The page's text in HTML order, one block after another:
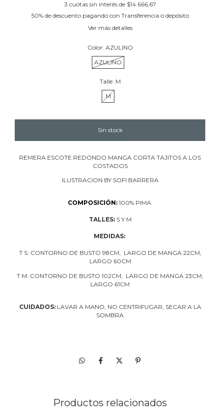
3 cuotas sin interés de $14.666,67
50% de descuentopagando con Transferencia o depósito
Ver más detalles
Color: AZULINO
AZULINO
Talle: M
M
REMERA ESCOTE REDONDO MANGA CORTA TAJITOS A LOS
COSTADOS
ILUSTRACION BY SOFI BARRERA
COMPOSICIÓN:100% PIMA
TALLES:S Y M
MEDIDAS:
T S: CONTORNO DE BUSTO 98CM, LARGO DE MANGA 22CM,
LARGO 60CM
T M: CONTORNO DE BUSTO 102CM, LARGO DE MANGA 23CM,
LARGO 61CM
CUIDADOS:LAVAR A MANO, NO CENTRIFUGAR, SECAR A LA
SOMBRA
Productos relacionados